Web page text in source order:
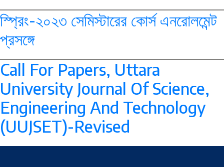
স্প্রিং-২০২৩ সেমিস্টারের কোর্স এনরোলমেন্ট
প্রসঙ্গে
Call For Papers, Uttara
University Journal Of Science,
Engineering And Technology
(UUJSET)-Revised